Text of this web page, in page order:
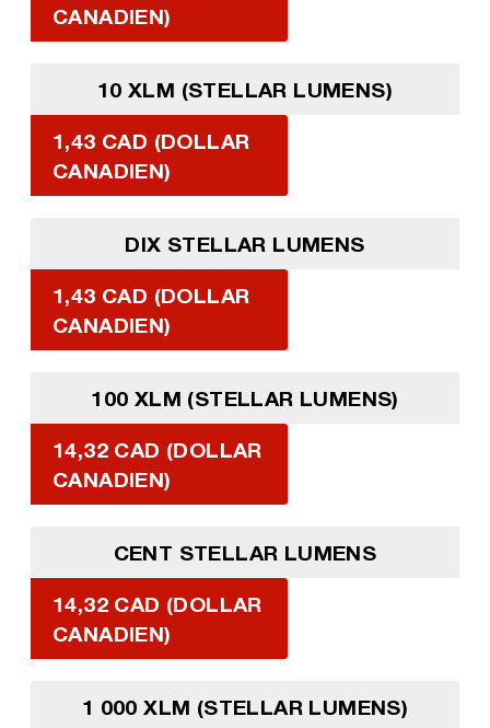
CANADIEN)
10 XLM (STELLAR LUMENS)
1,43 CAD (DOLLAR
CANADIEN)
DIX STELLAR LUMENS
1,43 CAD (DOLLAR
CANADIEN)
100 XLM (STELLAR LUMENS)
14,32 CAD (DOLLAR
CANADIEN)
CENT STELLAR LUMENS
14,32 CAD (DOLLAR
CANADIEN)
1 000 XLM (STELLAR LUMENS)